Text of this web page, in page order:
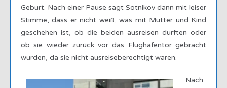
Geburt. Nach einer Pause sagt Sotnikov dann mit leiser
Stimme, dass er nicht weiß, was mit Mutter und Kind
geschehen ist, ob die beiden ausreisen durften oder
ob sie wieder zurück vor das Flughafentor gebracht
wurden, da sie nicht ausreiseberechtigt waren.
Nach